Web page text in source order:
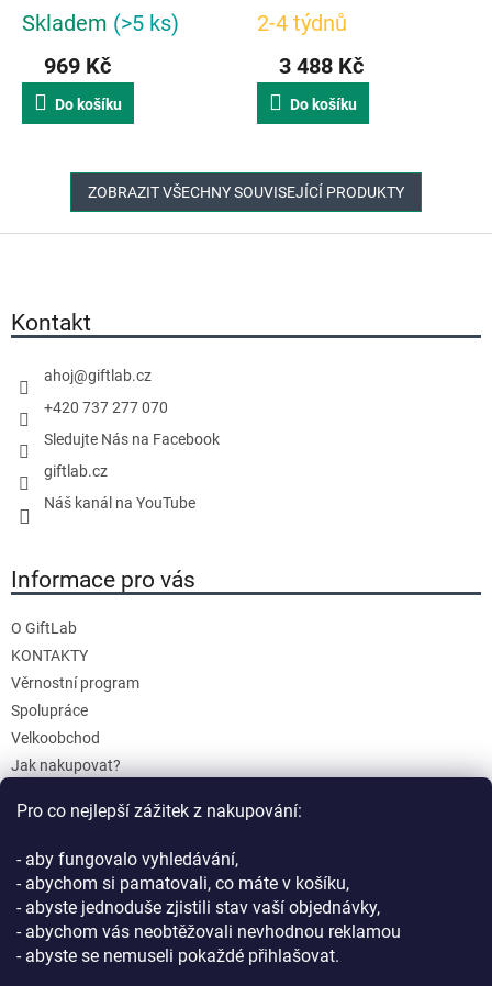
Pro co nejlepší zážitek z nakupování:
- aby fungovalo vyhledávání,
- abychom si pamatovali, co máte v košíku,
- abyste jednoduše zjistili stav vaší objednávky,
- abychom vás neobtěžovali nevhodnou reklamou
- abyste se nemuseli pokaždé přihlašovat.
Skladem (>5 ks)
969 Kč
Do košíku
2-4 týdnů
3 488 Kč
Do košíku
ZOBRAZIT VŠECHNY SOUVISEJÍCÍ PRODUKTY
Kontakt
ahoj@giftlab.cz
+420 737 277 070
Sledujte Nás na Facebook
giftlab.cz
Náš kanál na YouTube
Informace pro vás
O GiftLab
KONTAKTY
Věrnostní program
Spolupráce
Velkoobchod
Jak nakupovat?
Reklamace a Vrácení
Podmínky ochrany osobních údajů